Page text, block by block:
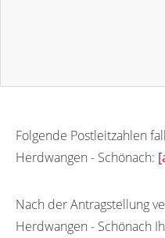
Folgende Postleitzahlen
Herdwangen - Schönach:
Nach der Antragstellung
Herdwangen - Schönach